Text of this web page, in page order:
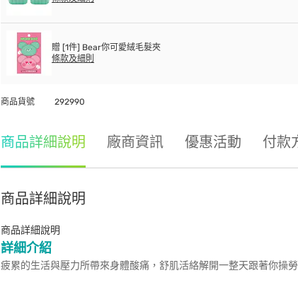
贈 [1件] Bear你可愛絨毛髮夾
條款及細則
商品貨號 292990
商品詳細說明 廠商資訊 優惠活動 付款
商品詳細說明
商品詳細說明
詳細介紹
疲累的生活與壓力所帶來身體酸痛，舒肌活絡解開一整天跟著你操